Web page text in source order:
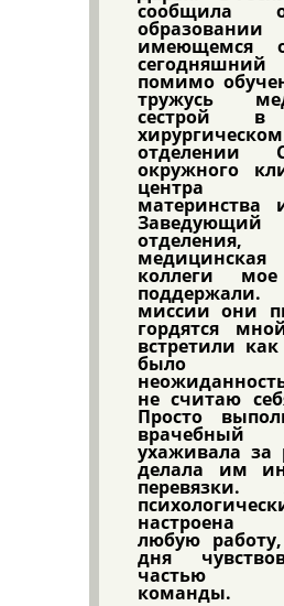
сообщила
имеющемся
помимо
тружусь
сестрой в
хирургическом
отделении
окружного
центра
материнства
отделения,
коллеги
миссии они
гордятся
встретили
было
не считаю
Просто
ухаживала за
делала им
настроена
любую
дня
частью
команды.